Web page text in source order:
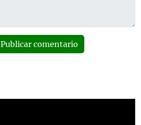
Publicar comentario